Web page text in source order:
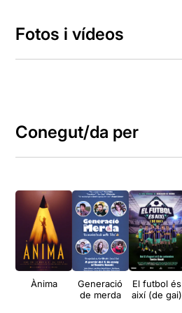
Fotos i vídeos
Conegut/da per
Ànima
Generació
de merda
El futbol és
així (de gai)